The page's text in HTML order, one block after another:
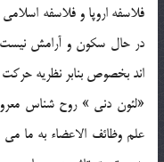
فلاسفه اروپا و فلاسفه
در حال سكون و آرامش
اند بخصوص بنابر نظريه
علم وظائف الاعضاء به ما